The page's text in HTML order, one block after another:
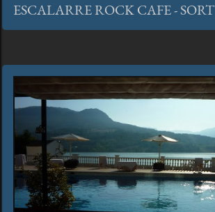
ESCALARRE ROCK CAFE - SORT